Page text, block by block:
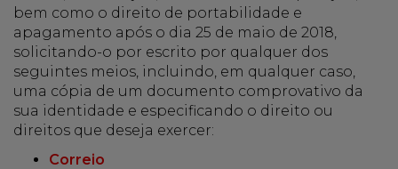
bem como o direito de portabilidade e
apagamento após o dia 25 de maio de 2018,
solicitando-o por escrito por qualquer dos
seguintes meios, incluindo, em qualquer caso,
uma cópia de um documento comprovativo da
sua identidade e especificando o direito ou
direitos que deseja exercer:
Correio